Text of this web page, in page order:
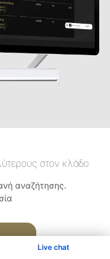
Live chat
στον κλάδο
αναζήτησης.